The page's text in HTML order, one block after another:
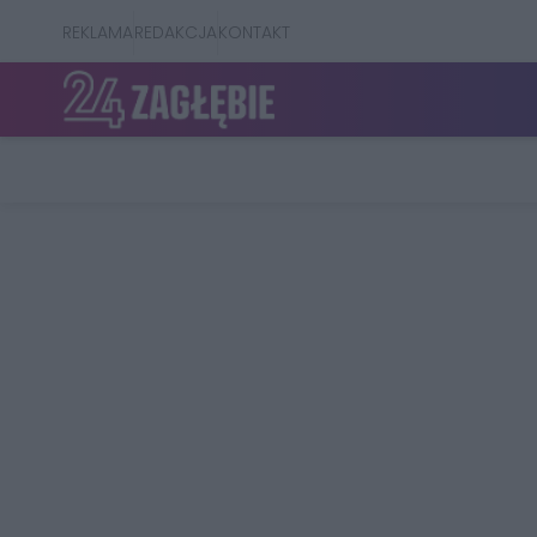
REKLAMAREDAKCJAKONTAKT